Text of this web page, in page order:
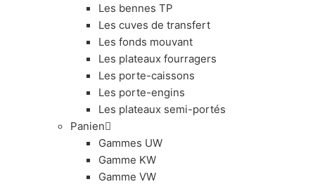
Les bennes TP
Les cuves de transfert
Les fonds mouvant
Les plateaux fourragers
Les porte-caissons
Les porte-engins
Les plateaux semi-portés
Panien
Gammes UW
Gamme KW
Gamme VW